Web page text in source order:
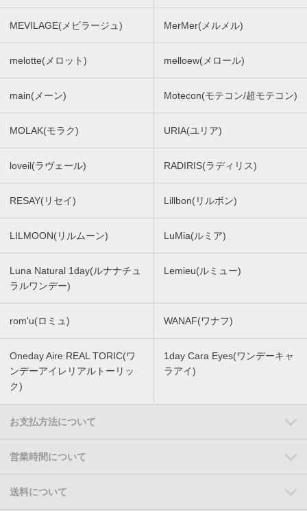
MEVILAGE(メビラージュ) MerMer(メルメル)
melotte(メロット) melloew(メロール)
main(メーン) Motecon(モテコン/超モテコン)
MOLAK(モラク) URIA(ユリア)
loveil(ラヴェール) RADIRIS(ラディリス)
RESAY(リセイ) Lillbon(リルボン)
LILMOON(リルムーン) LuMia(ルミア)
Luna Natural 1day(ルナナチュ
ラルワンデー)
Lemieu(ルミュー)
rom'u(ロミュ) WANAF(ワナフ)
Oneday Aire REAL TORIC(ワ
ンデーアイレリアルトーリッ
ク)
1day Cara Eyes(ワンデーキャ
ラアイ)
お支払方法について
営業時間について
送料について